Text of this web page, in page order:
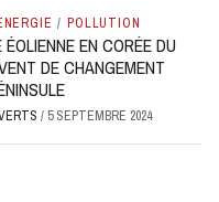
/ POLLUTION
ÉOLIENNE EN CORÉE DU
DE CHANGEMENT
/ 5 SEPTEMBRE 2024